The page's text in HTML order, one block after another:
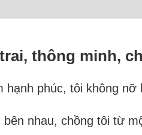
thông minh,
hạnh phúc, tôi không
bên nhau, chồng tôi từ